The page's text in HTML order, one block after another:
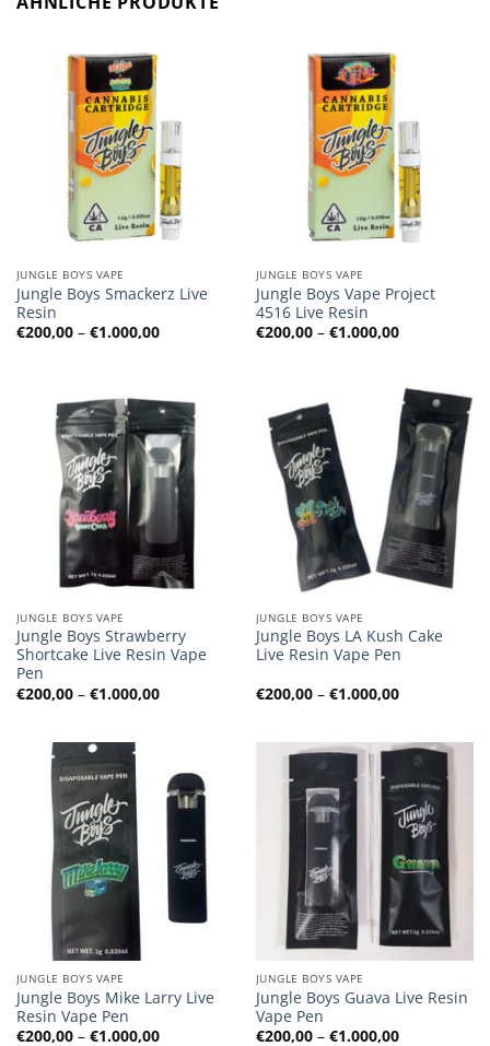
JUNGLE BOYS VAPE
Jungle Boys Smackerz Live
Resin
€200,00 – €1.000,00Preisspanne:
€200,00
JUNGLE BOYS VAPE
Jungle Boys Vape Project
4516 Live Resin
€200,00 – €1.000,00
€200,00
JUNGLE BOYS VAPE
Jungle Boys Strawberry
Shortcake Live Resin Vape
Pen
€200,00 – €1.000,00Preisspanne:
€200,00
JUNGLE BOYS VAPE
Jungle Boys LA Kush Cake
Live Resin Vape Pen
€200,00 – €1.000,00
€200,00
JUNGLE BOYS VAPE
Jungle Boys Mike Larry Live
Resin Vape Pen
€200,00 – €1.000,00Preisspanne:
JUNGLE BOYS VAPE
Jungle Boys Guava Live Resin
Vape Pen
€200,00 – €1.000,00